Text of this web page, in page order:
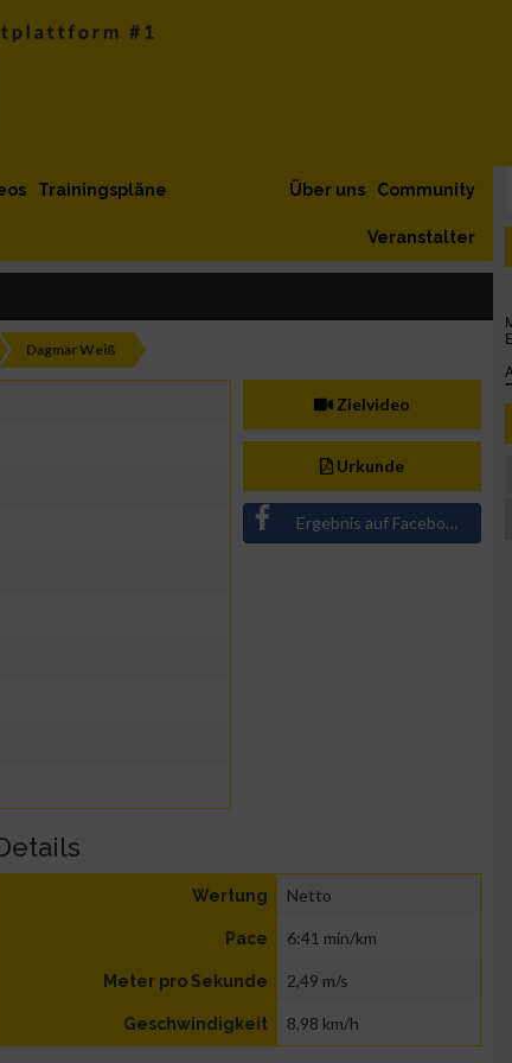
Trainingspläne Community
Über uns
Veranstalter
Dagmar Weiß
Zielvideo
Urkunde
Ergebnis auf Facebook teilen
Wertung Netto
Pace 6:41 min/km
Meter pro Sekunde 2,49 m/s
Geschwindigkeit 8,98 km/h